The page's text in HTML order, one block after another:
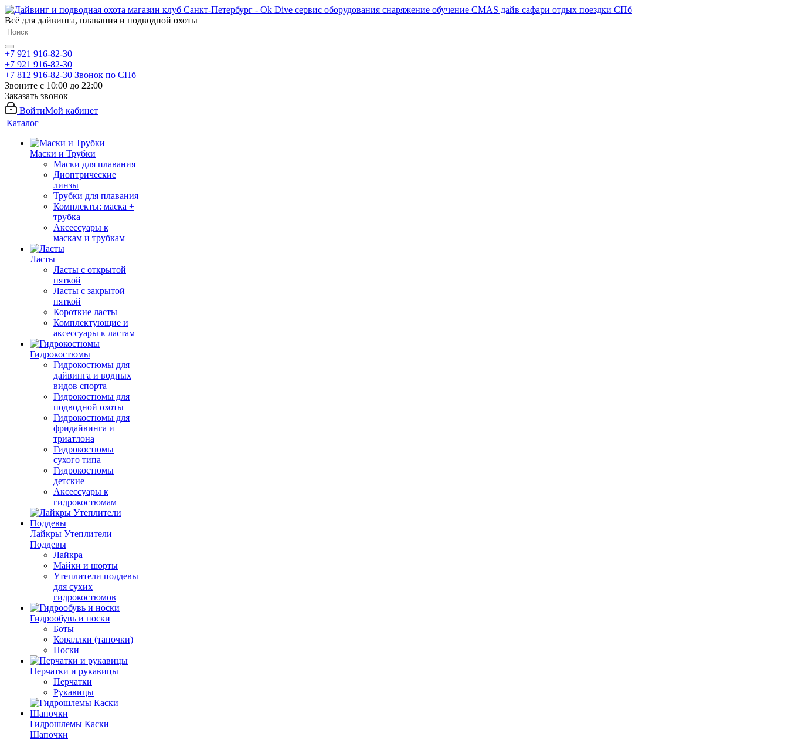
Всё для дайвинга, плавания и подводной охоты
+7 921 916-82-30
+7 921 916-82-30
+7 812 916-82-30 Звонок по СПб
Звоните с 10:00 до 22:00
Заказать звонок
ВойтиМой кабинет
Каталог
Маски и Трубки
Маски для плавания
Диоптрические
линзы
Трубки для плавания
Комплекты: маска +
трубка
Аксессуары к
маскам и трубкам
Ласты
Ласты с открытой
пяткой
Ласты с закрытой
пяткой
Короткие ласты
Комплектующие и
аксессуары к ластам
Гидрокостюмы
Гидрокостюмы для
дайвинга и водных
видов спорта
Гидрокостюмы для
подводной охоты
Гидрокостюмы для
фридайвинга и
триатлона
Гидрокостюмы
сухого типа
Гидрокостюмы
детские
Аксессуары к
гидрокостюмам
Лайкры Утеплители
Поддевы
Лайкра
Майки и шорты
Утеплители поддевы
для сухих
гидрокостюмов
Гидрообувь и носки
Боты
Кораллки (тапочки)
Носки
Перчатки и рукавицы
Перчатки
Рукавицы
Гидрошлемы Каски
Шапочки